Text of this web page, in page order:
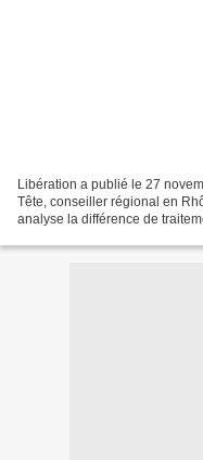
Libération a publié le 27
Tête, conseiller régional en
analyse la différence de